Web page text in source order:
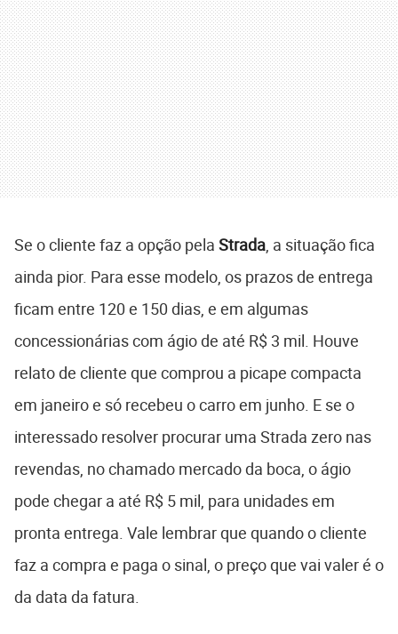
Se o cliente faz a opção pela Strada , a situação fica
ainda pior. Para esse modelo, os prazos de entrega
ficam entre 120 e 150 dias, e em algumas
concessionárias com ágio de até R$ 3 mil. Houve
relato de cliente que comprou a picape compacta
em janeiro e só recebeu o carro em junho. E se o
interessado resolver procurar uma Strada zero nas
revendas, no chamado mercado da boca, o ágio
pode chegar a até R$ 5 mil, para unidades em
pronta entrega. Vale lembrar que quando o cliente
faz a compra e paga o sinal, o preço que vai valer é o
da data da fatura.